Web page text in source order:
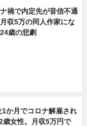
専門家インタビュー
禍で内定先が音信不通
収5万の同人作家にな
歳の悲劇
1か月でコロナ解雇され
歳女性。月収5万円で